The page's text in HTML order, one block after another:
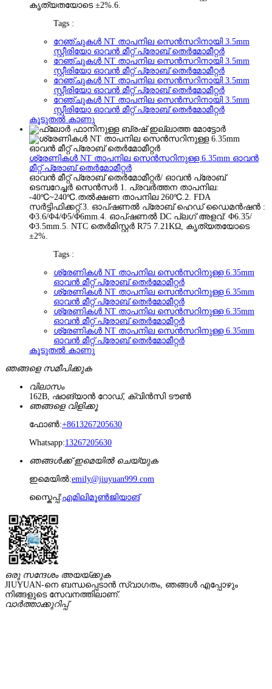
കൃത്യതയോടെ ±2%.6.
Tags :
റേഞ്ചുകൾ NT താപനില സെൻസറിനായി 3.5mm
സ്റ്റീരിയോ ഓവൻ മീറ്റ് പ്രോബ് തെർമോമീറ്റർ
റേഞ്ചുകൾ NT താപനില സെൻസറിനായി 3.5mm
സ്റ്റീരിയോ ഓവൻ മീറ്റ് പ്രോബ് തെർമോമീറ്റർ
റേഞ്ചുകൾ NT താപനില സെൻസറിനായി 3.5mm
സ്റ്റീരിയോ ഓവൻ മീറ്റ് പ്രോബ് തെർമോമീറ്റർ
റേഞ്ചുകൾ NT താപനില സെൻസറിനായി 3.5mm
സ്റ്റീരിയോ ഓവൻ മീറ്റ് പ്രോബ് തെർമോമീറ്റർ
കൂടുതൽ കാണു
ശ്രേണികൾ NT താപനില സെൻസറിനുള്ള 6.35mm ഓവൻ
മീറ്റ് പ്രോബ് തെർമോമീറ്റർ
ഓവൻ മീറ്റ് പ്രോബ് തെർമോമീറ്റർ/ ഓവൻ പ്രോബ്
ടെമ്പറേച്ചർ സെൻസർ 1. പ്രവർത്തന താപനില:
-40℃~240℃.തൽക്ഷണ താപനില 260℃.2. FDA
സർട്ടിഫിക്കറ്റ്.3. ഓപ്ഷണൽ പ്രോബ് ഹെഡ് ഡൈമൻഷൻ :
Φ3.6/Φ4/Φ5/Φ6mm.4. ഓപ്ഷണൽ DC പ്ലഗ് അളവ്: Φ6.35/
Φ3.5mm.5. NTC തെർമിസ്റ്റർ R75 7.21KΩ, കൃത്യതയോടെ
±2%.
Tags :
ശ്രേണികൾ NT താപനില സെൻസറിനുള്ള 6.35mm
ഓവൻ മീറ്റ് പ്രോബ് തെർമോമീറ്റർ
ശ്രേണികൾ NT താപനില സെൻസറിനുള്ള 6.35mm
ഓവൻ മീറ്റ് പ്രോബ് തെർമോമീറ്റർ
ശ്രേണികൾ NT താപനില സെൻസറിനുള്ള 6.35mm
ഓവൻ മീറ്റ് പ്രോബ് തെർമോമീറ്റർ
ശ്രേണികൾ NT താപനില സെൻസറിനുള്ള 6.35mm
ഓവൻ മീറ്റ് പ്രോബ് തെർമോമീറ്റർ
കൂടുതൽ കാണു
ഞങ്ങളെ സമീപിക്കുക
വിലാസം
162B, ഷാങ്‌യാൻ റോഡ്, ക്വിൻസി ടൗൺ
ഞങ്ങളെ വിളിക്കൂ
ഫോൺ:+8613267205630
Whatsapp:13267205630
ഞങ്ങൾക്ക് ഇമെയിൽ ചെയ്യുക
ഇമെയിൽ:emily@jiuyuan999.com
സ്കൈപ്പ്:എമിലിമൂൺജിയാങ്
ഒരു സന്ദേശം അയയ്ക്കുക
JIUYUAN-നെ ബന്ധപ്പെടാൻ സ്വാഗതം, ഞങ്ങൾ എപ്പോഴും
നിങ്ങളുടെ സേവനത്തിലാണ്.
വാർത്താക്കുറിപ്പ്